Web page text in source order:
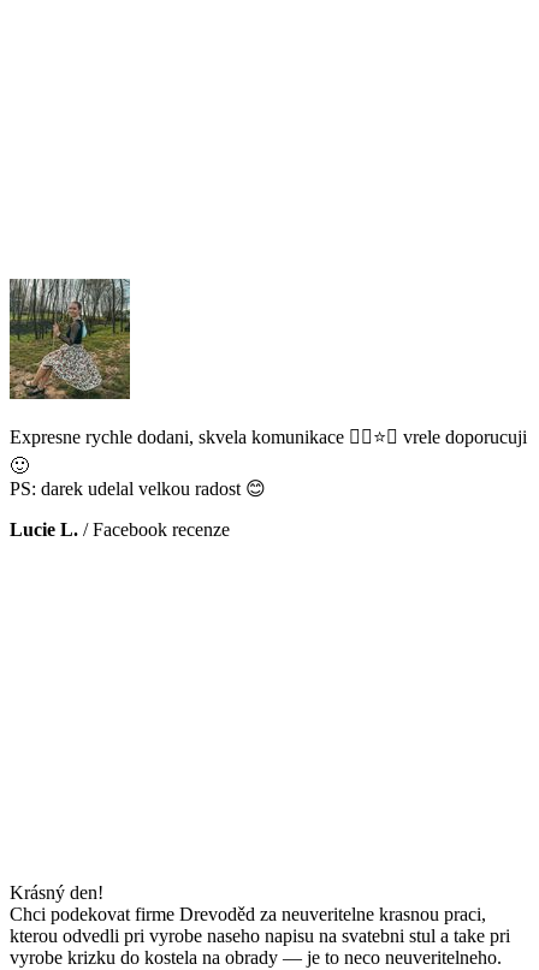
Expresne rychle dodani, skvela komunikace 👌🏻⭐️😊 vrele doporucuji
🙂
PS: darek udelal velkou radost 😊
Lucie L. /Facebook recenze
Krásný den!
Chci podekovat firme Drevoděd za neuveritelne krasnou praci,
kterou odvedli pri vyrobe naseho napisu na svatebni stul a take pri
vyrobe krizku do kostela na obrady — je to neco neuveritelneho.